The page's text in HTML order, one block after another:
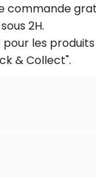
commande
2H.
pour les
& Collect".